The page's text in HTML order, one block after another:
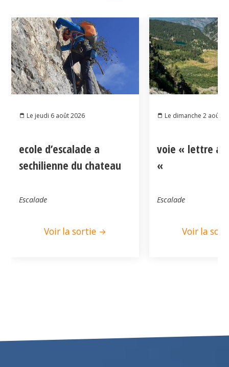
Le jeudi 6 août 2026
ecole d’escalade a
sechilienne du chateau
Escalade
Voir la sortie
Le dimanche 2 août
voie « lettre
«
Escalade
Voir la